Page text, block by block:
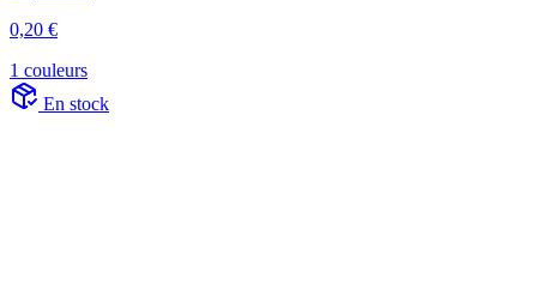
0,20 €
1 couleurs
En stock